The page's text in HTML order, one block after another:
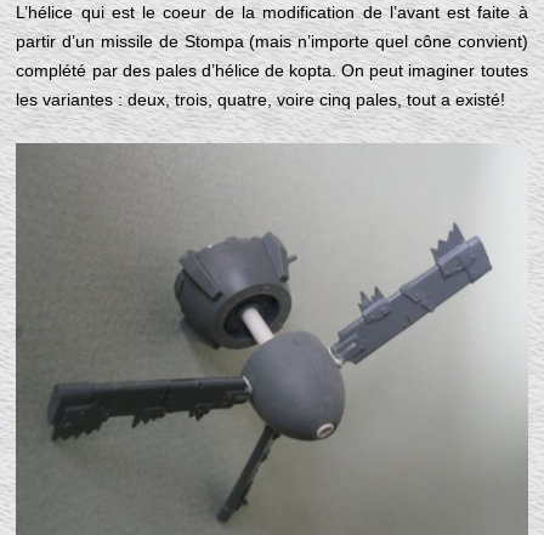
L’hélice qui est le coeur de la modification de l’avant est faite à
partir d’un missile de Stompa (mais n’importe quel cône convient)
complété par des pales d’hélice de kopta. On peut imaginer toutes
les variantes : deux, trois, quatre, voire cinq pales, tout a existé!